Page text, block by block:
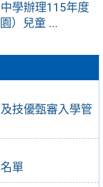
技優甄審入學管
單
學辦理115年度
）兒童 ...